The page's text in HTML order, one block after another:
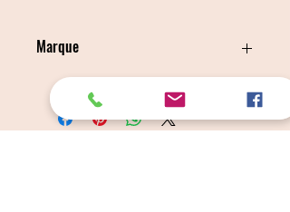
Marque
IV SAN BERNARD